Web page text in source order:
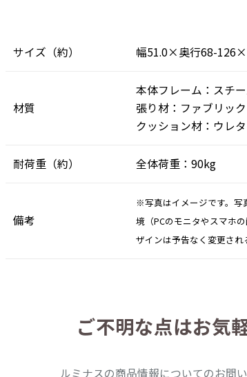
サイズ（約） 幅51.0×奥行68-
材質
本体フレーム：スチ
張り材：ファブリック
クッション材：ウレ
耐荷重（約） 全体荷重：90kg
備考
※写真はイメージです。写
境（PCのモニタやスマホ
ザインは予告なく変更され
ご不明な点はお気
ルミナスの商品情報についてのお問